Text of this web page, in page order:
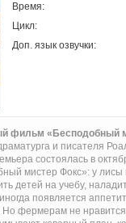
Время:
Цикл:
Доп. язык озвучки:
фильм «Бесподобный
и писателя
состоялась в
мистер Фокс»: у лисы
детей на учебу,
появляется
фермерам не нравится